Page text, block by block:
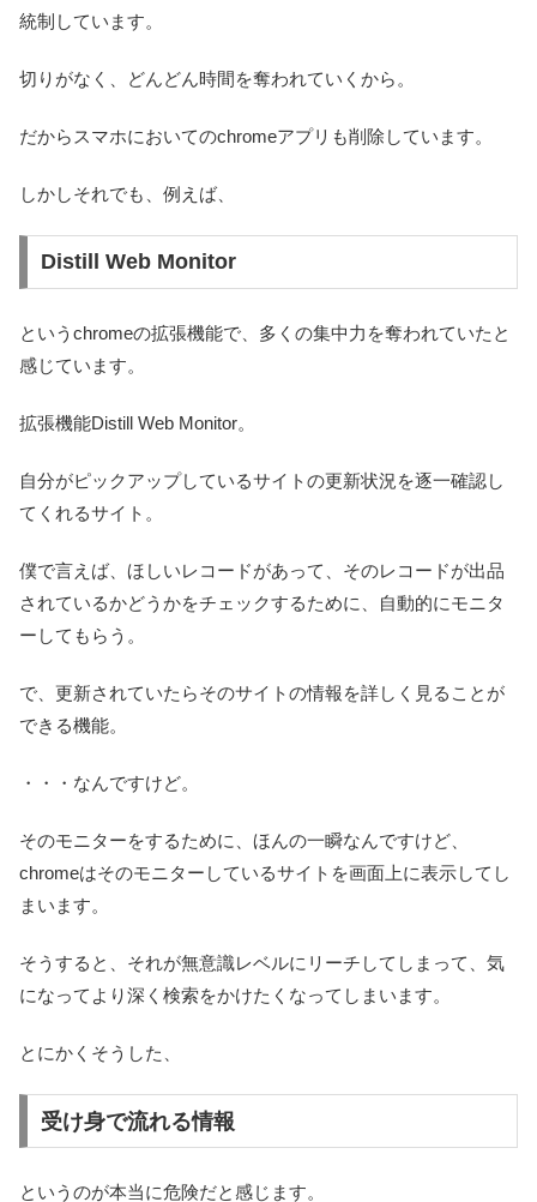
統制しています。
切りがなく、どんどん時間を奪われていくから。
だからスマホにおいてのchromeアプリも削除しています。
しかしそれでも、例えば、
Distill Web Monitor
というchromeの拡張機能で、多くの集中力を奪われていたと
感じています。
拡張機能Distill Web Monitor。
自分がピックアップしているサイトの更新状況を逐一確認し
てくれるサイト。
僕で言えば、ほしいレコードがあって、そのレコードが出品
されているかどうかをチェックするために、自動的にモニタ
ーしてもらう。
で、更新されていたらそのサイトの情報を詳しく見ることが
できる機能。
・・・なんですけど。
そのモニターをするために、ほんの一瞬なんですけど、
chromeはそのモニターしているサイトを画面上に表示してし
まいます。
そうすると、それが無意識レベルにリーチしてしまって、気
になってより深く検索をかけたくなってしまいます。
とにかくそうした、
受け身で流れる情報
というのが本当に危険だと感じます。